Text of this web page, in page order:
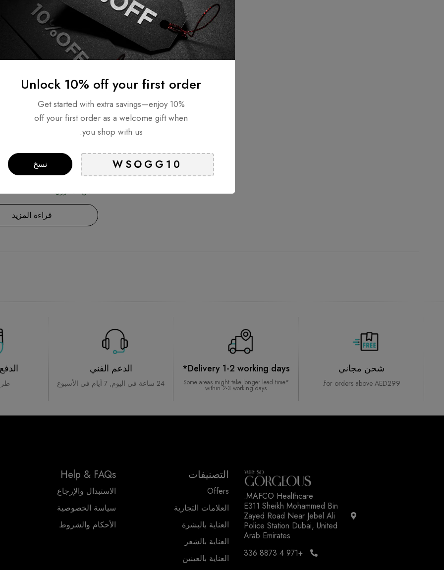
Sleep Headphones Sleep
Bluetooth Headphones
د.إ219 د.إ129
قراءة المزيد
شحن مجاني
for orders above AED299.
Delivery 1-2 working days*
*Some areas might take longer lead time
within 2-3 working days
الدعم الفني
24 ساعة في اليوم, 7 أيام في الأسبوع
MAFCO Healthcare.
E311 Sheikh Mohammed Bin
Zayed Road Near Jebel Ali
Police Station Dubai, United
Arab Emirates
+971 4 8873 336
التصنيفات
Offers
العلامات التجارية
العناية بالبشرة
العناية بالشعر
العناية بالعينين
Help & FAQs
الاستبدال والإرجاع
سياسة الخصوصية
الأحكام والشروط
Unlock 10% off your first order
Get started with extra savings—enjoy 10%
off your first order as a welcome gift when
you shop with us.
نسخ